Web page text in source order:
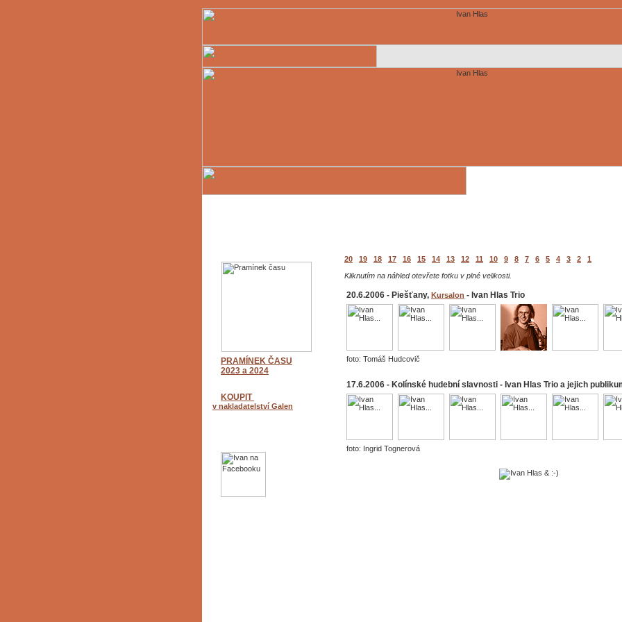
PRAMÍNEK ČASU
2023 a 2024
KOUPIT
v nakladatelství Galen
20 19 18 17 16 15 14 13 12 11 10 9 8 7 6 5 4 3 2
1
Kliknutím na náhled otevřete fotku v plné velikosti.
20.6.2006 - Piešťany, Kursalon - Ivan Hlas Trio
foto: Tomáš Hudcovič
17.6.2006 - Kolínské hudební slavnosti - Ivan Hlas Trio a jejich
foto: Ingrid Tognerová